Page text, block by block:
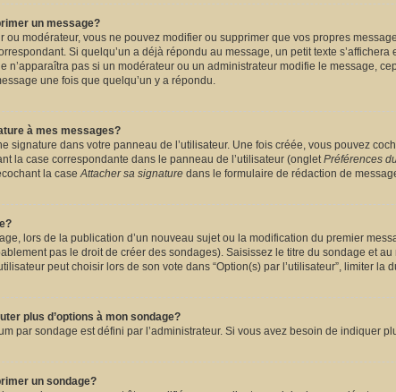
un message?
ou modérateur, vous ne pouvez modifier ou supprimer que vos propres
Si quelqu’un a déjà répondu au message, un petit texte
n’apparaîtra pas si un modérateur ou un administrateur modifie le message,
une fois que quelqu’un y a répondu.
à mes messages?
signature dans votre panneau de l’utilisateur. Une fois créée, vous pouvez
la case correspondante dans le panneau de l’utilisateur (ongletPréférences
la caseAttacher sa signature dans le formulaire de rédaction de
lors de la publication d’un nouveau sujet ou la modification du premier
pas le droit de créer des sondages). Saisissez le titre du sondage et
peut choisir lors de son vote dans “Option(s) par l’utilisateur”, limiter
plus d’options à mon sondage?
par sondage est défini par l’administrateur. Si vous avez besoin de indiquer
un sondage?